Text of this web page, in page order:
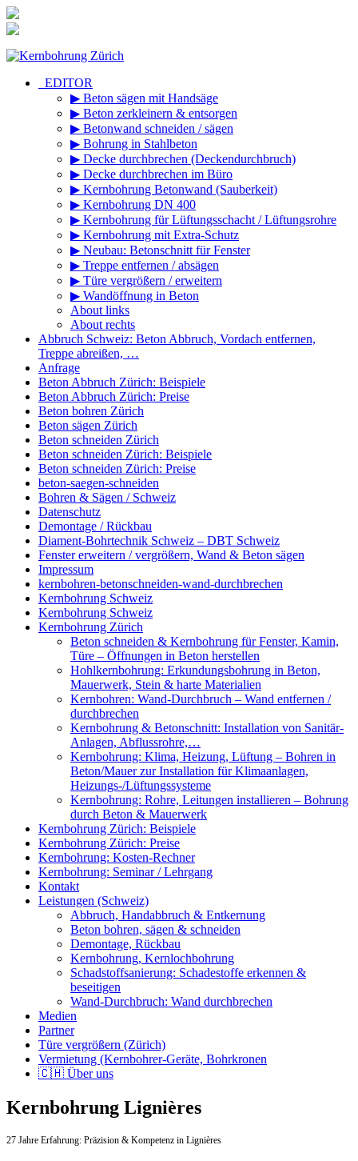
Inhalt
_EDITOR
▶ Beton sägen mit Handsäge
▶ Beton zerkleinern & entsorgen
▶ Betonwand schneiden / sägen
▶ Bohrung in Stahlbeton
▶ Decke durchbrechen (Deckendurchbruch)
▶ Decke durchbrechen im Büro
▶ Kernbohrung Betonwand (Sauberkeit)
▶ Kernbohrung DN 400
▶ Kernbohrung für Lüftungsschacht / Lüftungsrohre
▶ Kernbohrung mit Extra-Schutz
▶ Neubau: Betonschnitt für Fenster
▶ Treppe entfernen / absägen
▶ Türe vergrößern / erweitern
▶ Wandöffnung in Beton
About links
About rechts
Abbruch Schweiz: Beton Abbruch, Vordach entfernen,
Treppe abreißen, …
Anfrage
Beton Abbruch Zürich: Beispiele
Beton Abbruch Zürich: Preise
Beton bohren Zürich
Beton sägen Zürich
Beton schneiden Zürich
Beton schneiden Zürich: Beispiele
Beton schneiden Zürich: Preise
beton-saegen-schneiden
Bohren & Sägen / Schweiz
Datenschutz
Demontage / Rückbau
Diament-Bohrtechnik Schweiz – DBT Schweiz
Fenster erweitern / vergrößern, Wand & Beton sägen
Impressum
kernbohren-betonschneiden-wand-durchbrechen
Kernbohrung Schweiz
Kernbohrung Schweiz
Kernbohrung Zürich
Beton schneiden & Kernbohrung für Fenster, Kamin,
Türe – Öffnungen in Beton herstellen
Hohlkernbohrung: Erkundungsbohrung in Beton,
Mauerwerk, Stein & harte Materialien
Kernbohren: Wand-Durchbruch – Wand entfernen /
durchbrechen
Kernbohrung & Betonschnitt: Installation von Sanitär-
Anlagen, Abflussrohre,…
Kernbohrung: Klima, Heizung, Lüftung – Bohren in
Beton/Mauer zur Installation für Klimaanlagen,
Heizungs-/Lüftungssysteme
Kernbohrung: Rohre, Leitungen installieren – Bohrung
durch Beton & Mauerwerk
Kernbohrung Zürich: Beispiele
Kernbohrung Zürich: Preise
Kernbohrung: Kosten-Rechner
Kernbohrung: Seminar / Lehrgang
Kontakt
Leistungen (Schweiz)
Abbruch, Handabbruch & Entkernung
Beton bohren, sägen & schneiden
Demontage, Rückbau
Kernbohrung, Kernlochbohrung
Schadstoffsanierung: Schadestoffe erkennen &
beseitigen
Wand-Durchbruch: Wand durchbrechen
Medien
Partner
Türe vergrößern (Zürich)
Vermietung (Kernbohrer-Geräte, Bohrkronen
🇨🇭 Über uns
Kernbohrung Lignières
27 Jahre Erfahrung: Präzision & Kompetenz in Lignières